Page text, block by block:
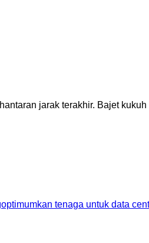
jarak terakhir. Bajet
tenaga untuk data